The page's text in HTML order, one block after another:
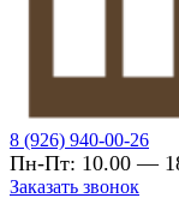
8 (926) 940-00-26
Пн-Пт: 10.00 —
Заказать звонок